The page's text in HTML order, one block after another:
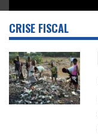
CRISE FISCAL